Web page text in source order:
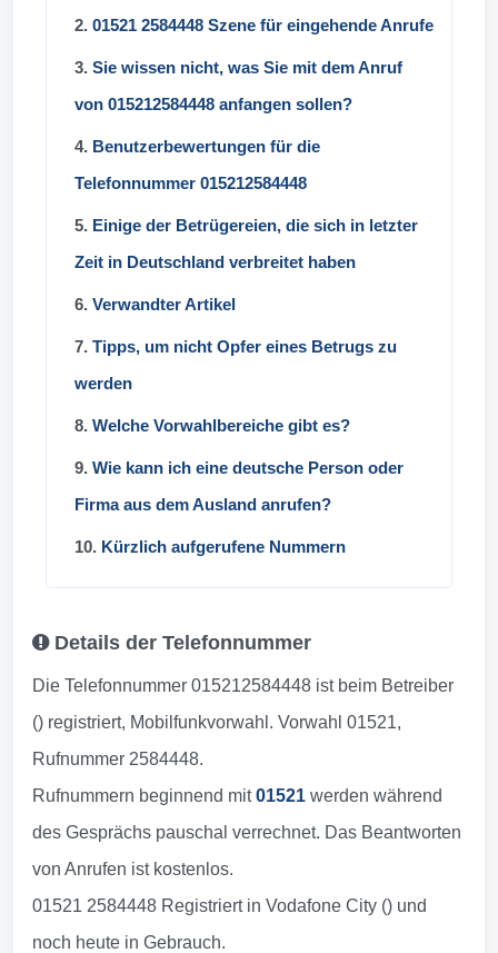
2. 01521 2584448 Szene für eingehende Anrufe
3. Sie wissen nicht, was Sie mit dem Anruf
von 015212584448 anfangen sollen?
4. Benutzerbewertungen für die
Telefonnummer 015212584448
5. Einige der Betrügereien, die sich in letzter
Zeit in Deutschland verbreitet haben
6. Verwandter Artikel
7. Tipps, um nicht Opfer eines Betrugs zu
werden
8. Welche Vorwahlbereiche gibt es?
9. Wie kann ich eine deutsche Person oder
Firma aus dem Ausland anrufen?
10. Kürzlich aufgerufene Nummern
Details der Telefonnummer
Die Telefonnummer 015212584448 ist beim Betreiber
() registriert, Mobilfunkvorwahl. Vorwahl 01521,
Rufnummer 2584448.
Rufnummern beginnend mit01521 werden während
des Gesprächs pauschal verrechnet. Das Beantworten
von Anrufen ist kostenlos.
01521 2584448 Registriert in Vodafone City () und
noch heute in Gebrauch.